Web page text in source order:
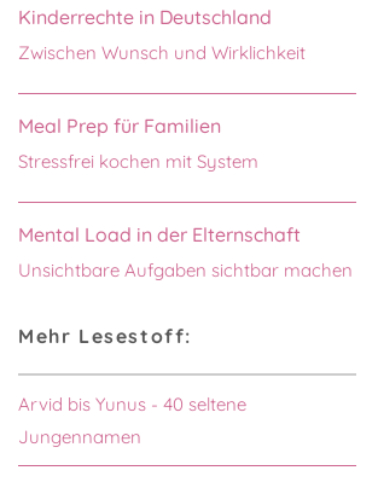
Kinderrechte in Deutschland
Zwischen Wunsch und Wirklichkeit
Meal Prep für Familien
Stressfrei kochen mit System
Mental Load in der Elternschaft
Unsichtbare Aufgaben sichtbar machen
Mehr Lesestoff:
Arvid bis Yunus - 40 seltene
Jungennamen